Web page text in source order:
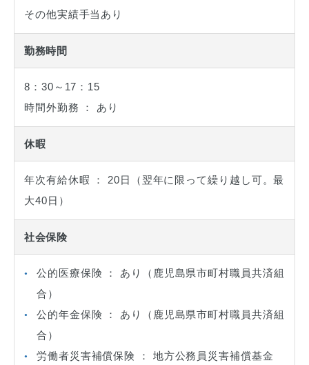
その他実績手当あり
勤務時間
8：30～17：15
時間外勤務 ： あり
休暇
年次有給休暇 ： 20日（翌年に限って繰り越し可。最
大40日）
社会保険
公的医療保険 ： あり（鹿児島県市町村職員共済組
合）
公的年金保険 ： あり（鹿児島県市町村職員共済組
合）
労働者災害補償保険 ： 地方公務員災害補償基金